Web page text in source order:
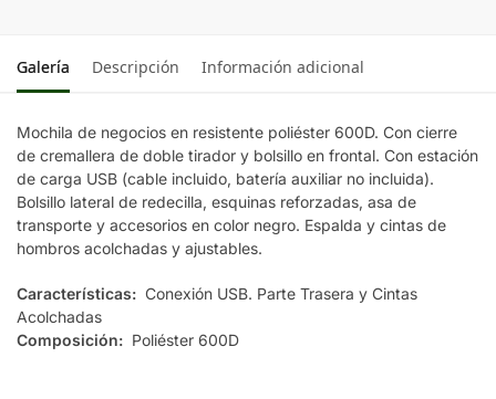
Galería Descripción Información adicional
Mochila de negocios en resistente poliéster 600D. Con cierre
de cremallera de doble tirador y bolsillo en frontal. Con estación
de carga USB (cable incluido, batería auxiliar no incluida).
Bolsillo lateral de redecilla, esquinas reforzadas, asa de
transporte y accesorios en color negro. Espalda y cintas de
hombros acolchadas y ajustables.
Características: Conexión USB. Parte Trasera y Cintas
Acolchadas
Composición: Poliéster 600D